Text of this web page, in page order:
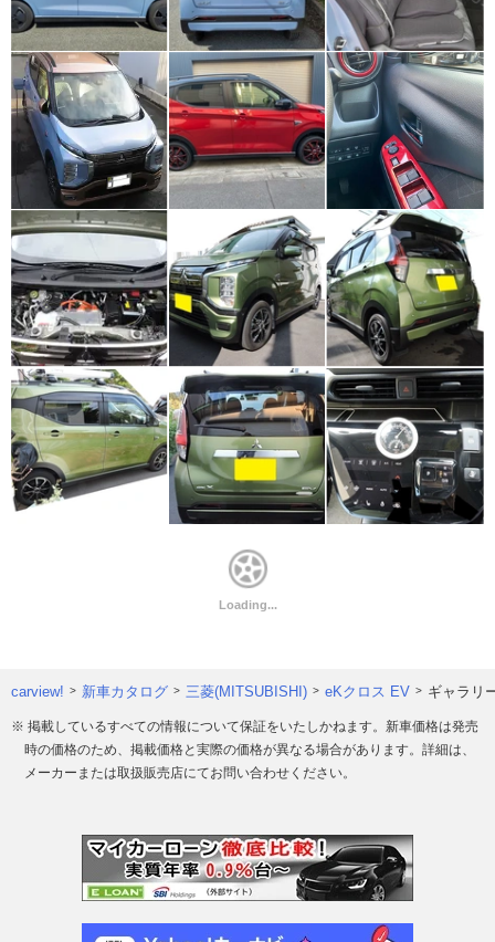
carview! 新車カタログ 三菱(MITSUBISHI) eKクロス EV ギャラリ
※ 掲載しているすべての情報について保証をいたしかねます。新車価格は発売
時の価格のため、掲載価格と実際の価格が異なる場合があります。詳細は、
メーカーまたは取扱販売店にてお問い合わせください。